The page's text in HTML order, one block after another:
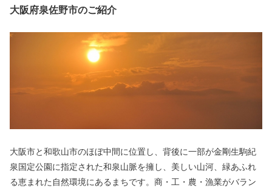
大阪府泉佐野市のご紹介
大阪市と和歌山市のほぼ中間に位置し、背後に一部が金剛生駒紀
泉国定公園に指定された和泉山脈を擁し、美しい山河、緑あふれ
る恵まれた自然環境にあるまちです。商・工・農・漁業がバラン